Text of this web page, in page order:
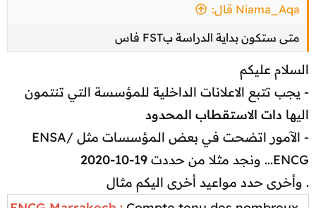
Niama_Aqa قال:
متى ستكون بداية الدراسة بFST فاس
السلام عليكم
- يجب تتبع الاعلانات الداخلية للمؤسسة التي تنتمون
اليها دات الاستقطاب المحدود
- الآمور اتضحت في بعض المؤسسات مثل ENSA/
ENCG... ونجد مثلا من حددت
19-10-2020
. وأخرى حدد مواعيد أخرى اليكم مثال